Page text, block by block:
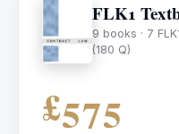
FLK1
9 books · 7
(180 Q)
£575